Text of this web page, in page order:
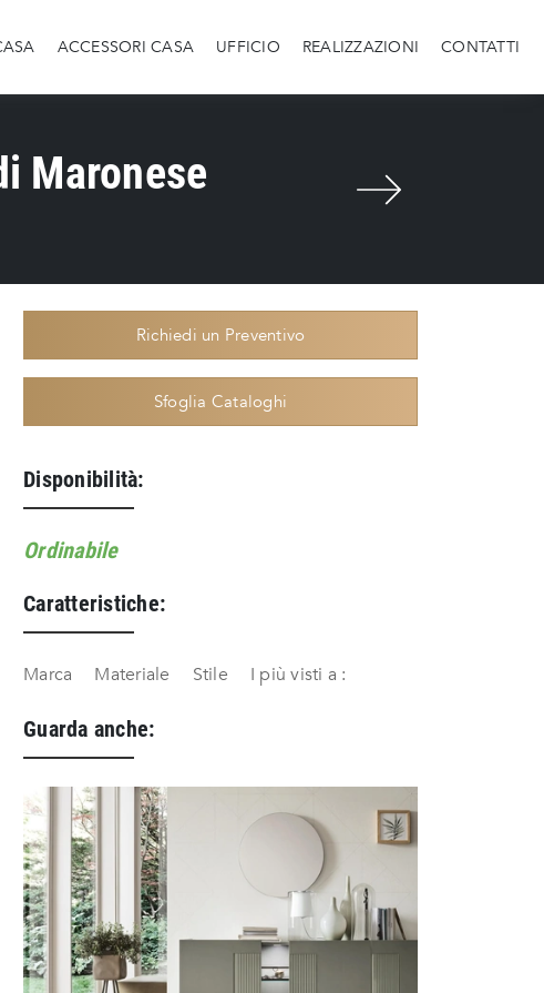
ACCESSORI CASA UFFICIO REALIZZAZIONI CONTATTI
Maronese
Richiedi un Preventivo
Sfoglia Cataloghi
Disponibilità:
Ordinabile
Caratteristiche:
Marca Materiale Stile I più visti a :
Guarda anche: